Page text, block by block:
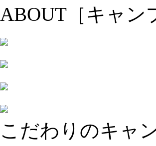
ABOUT ［キャ
こだわりのキャ